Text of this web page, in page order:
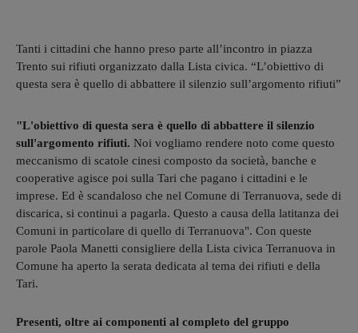
Tanti i cittadini che hanno preso parte all’incontro in piazza
Trento sui rifiuti organizzato dalla Lista civica. “L’obiettivo di
questa sera è quello di abbattere il silenzio sull’argomento rifiuti”
"L'obiettivo di questa sera è quello di abbattere il silenzio
sull'argomento rifiuti. Noi vogliamo rendere noto come questo
meccanismo di scatole cinesi composto da società, banche e
cooperative agisce poi sulla Tari che pagano i cittadini e le
imprese. Ed è scandaloso che nel Comune di Terranuova, sede di
discarica, si continui a pagarla. Questo a causa della latitanza dei
Comuni in particolare di quello di Terranuova". Con queste
parole Paola Manetti consigliere della Lista civica Terranuova in
Comune ha aperto la serata dedicata al tema dei rifiuti e della
Tari.
Presenti, oltre ai componenti al completo del gruppo